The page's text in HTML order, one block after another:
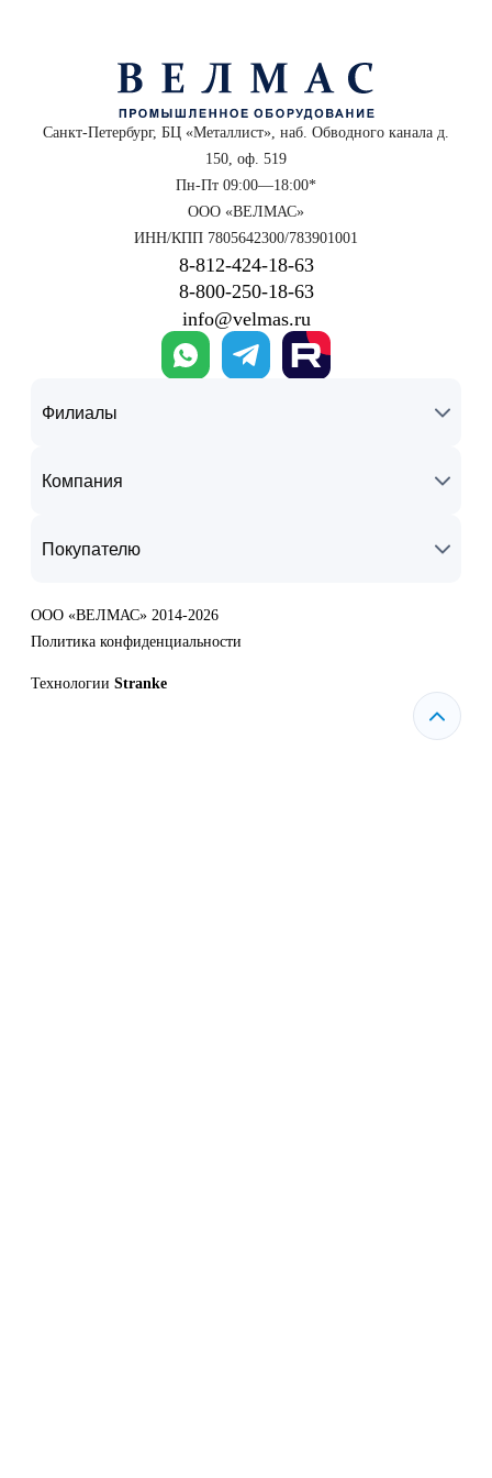
Санкт-Петербург, БЦ «Металлист», наб. Обводного канала д.
150, оф. 519
Пн-Пт 09:00—18:00*
ООО «ВЕЛМАС»
ИНН/КПП 7805642300/783901001
8‑812‑424‑18‑63
8‑800‑250‑18‑63
info@velmas.ru
Филиалы
Компания
Покупателю
ООО «ВЕЛМАС» 2014-2026
Политика конфиденциальности
Технологии Stranke